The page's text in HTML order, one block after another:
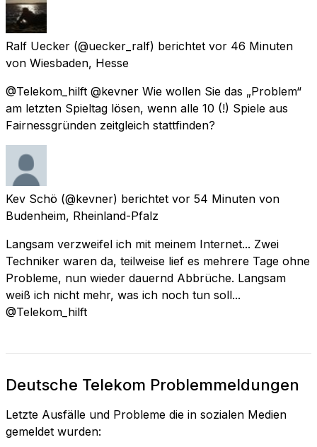
Ralf Uecker (@uecker_ralf) berichtet vor 46 Minuten
von Wiesbaden, Hesse
@Telekom_hilft @kevner Wie wollen Sie das „Problem“
am letzten Spieltag lösen, wenn alle 10 (!) Spiele aus
Fairnessgründen zeitgleich stattfinden?
Kev Schö (@kevner) berichtet vor 54 Minuten von
Budenheim, Rheinland-Pfalz
Langsam verzweifel ich mit meinem Internet... Zwei
Techniker waren da, teilweise lief es mehrere Tage ohne
Probleme, nun wieder dauernd Abbrüche. Langsam
weiß ich nicht mehr, was ich noch tun soll...
@Telekom_hilft
Deutsche Telekom Problemmeldungen
Letzte Ausfälle und Probleme die in sozialen Medien
gemeldet wurden: